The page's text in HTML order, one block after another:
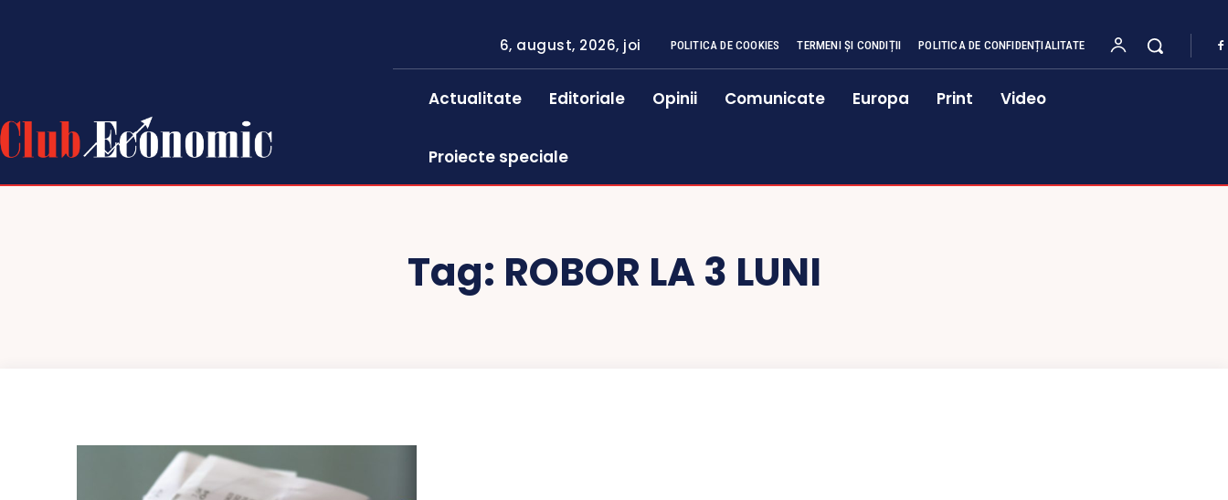
6, august, 2026, joi POLITICA DE COOKIES TERMENI ȘI CONDIȚII POLITICA DE CONFIDENȚIALITATE
Actualitate Editoriale Opinii Comunicate Europa Print Video
Proiecte speciale
Tag: ROBOR LA 3 LUNI